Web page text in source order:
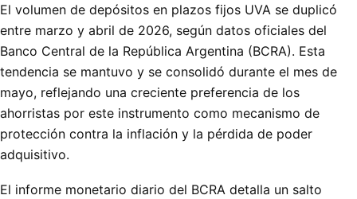
El volumen de depósitos en plazos fijos UVA se duplicó
entre marzo y abril de 2026, según datos oficiales del
Banco Central de la República Argentina (BCRA). Esta
tendencia se mantuvo y se consolidó durante el mes de
mayo, reflejando una creciente preferencia de los
ahorristas por este instrumento como mecanismo de
protección contra la inflación y la pérdida de poder
adquisitivo.
El informe monetario diario del BCRA detalla un salto